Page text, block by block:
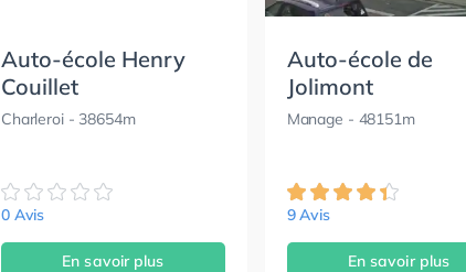
Auto-école Henry
Couillet
Charleroi- 38654m
0 Avis
En savoir plus
Auto-école de
Jolimont
Manage - 48151m
9 Avis
En savoir plus